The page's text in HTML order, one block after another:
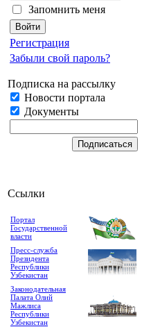
Запомнить меня
Регистрация
Забыли свой пароль?
Подписка на рассылку
Новости портала
Документы
Ссылки
Портал
Государственной
власти
Пресс-служба
Президента
Республики
Узбекистан
Законодательная
Палата Олий
Мажлиса
Республики
Узбекистан